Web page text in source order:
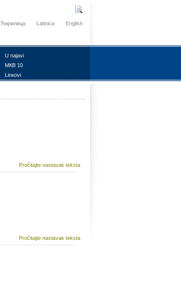
Ћирилица Latinica English
U nајаvi
MКB 10
Linкоvi
Pročitajte nastavak teksta
Pročitajte nastavak teksta